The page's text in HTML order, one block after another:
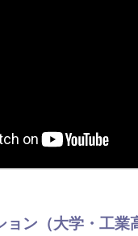
ン（大学・工業